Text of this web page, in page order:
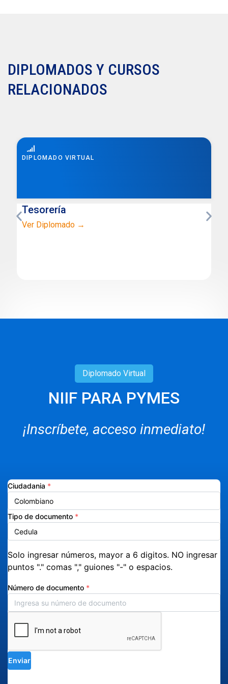
DIPLOMADOS Y CURSOS
RELACIONADOS
DIPLOMADO VIRTUAL
Tesorería
Ver Diplomado →
Diplomado Virtual
NIIF PARA PYMES
¡Inscríbete, acceso inmediato!